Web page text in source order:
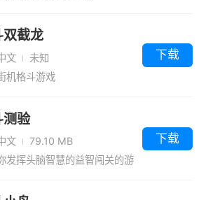
双截龙
文
未知
机格斗游戏
下载
测验
文
79.10 MB
发挥头脑智慧的益智闯关的游
下载